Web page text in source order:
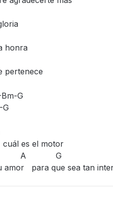
honra
pertenece
G
G
es el motor
A G
amor para que sea tan